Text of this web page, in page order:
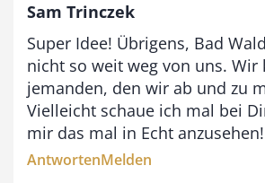
0
€
Sam Trinczek
Super Idee! Übrigens, Bad
nicht so weit weg von uns. Wir
jemanden, den wir ab und zu
Vielleicht schaue ich mal bei
mir das mal in Echt
AntwortenMelden